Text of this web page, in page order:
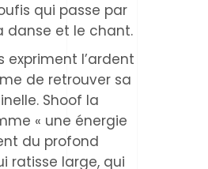
qui passe par
danse et le chant.
expriment l’ardent
de retrouver sa
Shoof la
« une énergie
du profond
ratisse large, qui